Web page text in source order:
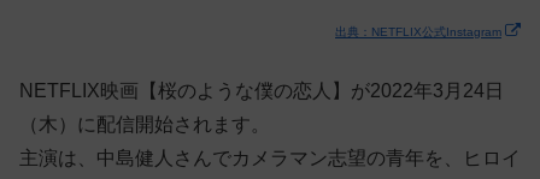
出典：NETFLIX公式Instagram
NETFLIX映画【桜のような僕の恋人】が2022年3月24日
（木）に配信開始されます。
主演は、中島健人さんでカメラマン志望の青年を、ヒロイ